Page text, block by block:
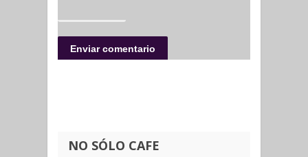
NO SÓLO CAFE